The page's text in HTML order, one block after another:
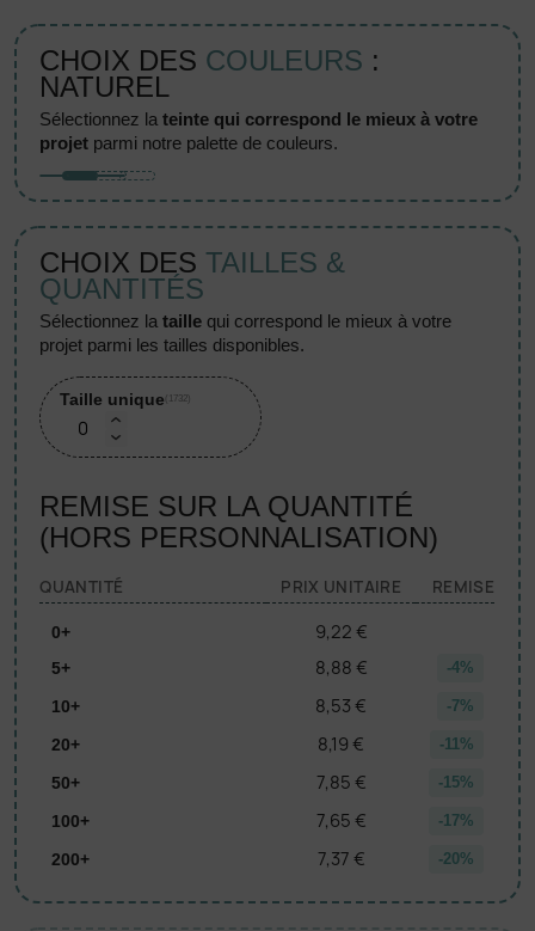
CHOIX DES COULEURS :
NATUREL
sélectionnez lateinte qui correspond le mieux à votre
projet parmi notre palette de couleurs.
CHOIX DES TAILLES &
QUANTITÉS
sélectionnez lataille qui correspond le mieux à votre
projet parmi les tailles disponibles.
Taille unique (1732)
REMISE SUR LA QUANTITÉ
(HORS PERSONNALISATION)
QUANTITÉ PRIX UNITAIRE REMISE
0+ 9,22 €
5+ 8,88 € -4%
10+ 8,53 € -7%
20+ 8,19 € -11%
50+ 7,85 € -15%
100+ 7,65 € -17%
200+ 7,37 € -20%